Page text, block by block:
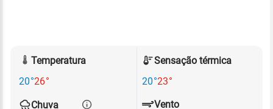
Temperatura
20°26°
Sensação térmica
20°23°
Chuva
Vento